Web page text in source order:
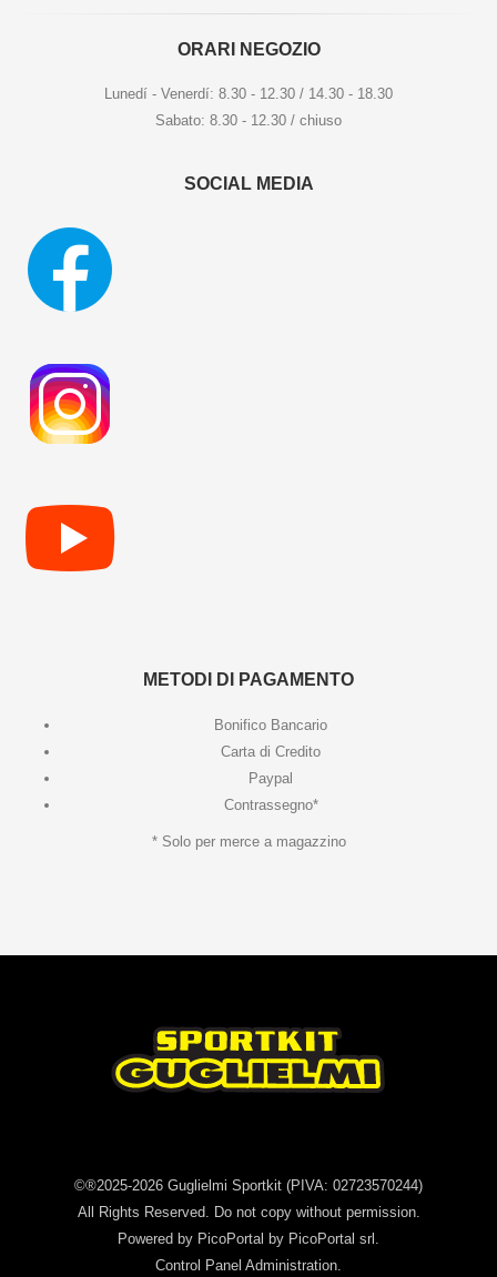
ORARI NEGOZIO
Lunedí - Venerdí: 8.30 - 12.30 / 14.30 - 18.30
Sabato: 8.30 - 12.30 / chiuso
SOCIAL MEDIA
METODI DI PAGAMENTO
Bonifico Bancario
Carta di Credito
Paypal
Contrassegno*
* Solo per merce a magazzino
©®2025-2026 Guglielmi Sportkit (PIVA: 02723570244)
All Rights Reserved. Do not copy without permission.
Powered by PicoPortal by PicoPortal srl.
Control Panel Administration.